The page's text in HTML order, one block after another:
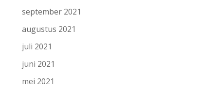
september 2021
augustus 2021
juli 2021
juni 2021
mei 2021